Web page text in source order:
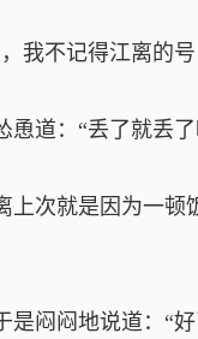
我不记得江离的
道：“丢了就丢
次就是因为一顿
闷闷地说道：“